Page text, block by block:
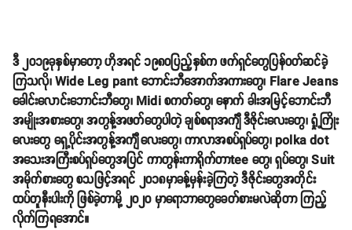
ဒီ ၂၀၁၉ခုနှစ်မှာတော့ ဟိုအရင် ၁၉၈ဝပြည့်နှစ်က ဖက်ရှင်တွေပြန်ဝတ်ဆင်ခဲ့
ကြသလို၊ Wide Leg pant ဘောင်းဘီအောက်အကားတွေ၊ Flare Jeans
ခေါင်းလောင်းဘောင်းဘီတွေ၊ Midi စကတ်တွေ၊ နောက် ခါးအမြင့်ဘောင်းဘီ
အမျိုးအစားတွေ၊ အတွန့်အဖတ်တွေပါတဲ့ ချစ်စရာအင်္ကျီဒီဇိုင်းလေးတွေ၊ ရှုံ့ကြိုး
လေးတွေ ရှေ့ပိုင်းအတွန့်အင်္ကျီလေးတွေ၊ ကာလာအစပ်ရှပ်တွေ၊ polka dot
အသေးအကြီးစပ်ရှပ်တွေအပြင် ကာတွန်းကာရိုက်တာtee တွေ၊ ရှပ်တွေ၊ Suit
အမိုက်စားတွေ စသဖြင့်အရင် ၂၀၁၈မှာခန့်မှန်းခဲ့ကြတဲ့ ဒီဇိုင်းတွေအတိုင်း
ထပ်တူနီးပါးကို ဖြစ်ခဲ့တာမို့ ၂၀၂၀ မှာရောဘာတွေခေတ်စားမလဲဆိုတာ ကြည့်
လိုက်ကြရအောင်။